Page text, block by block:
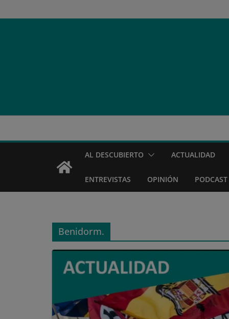
al
AL DESCUBIERTO ACTUALIDAD
ENTREVISTAS OPINIÓN PODCAST
Benidorm.